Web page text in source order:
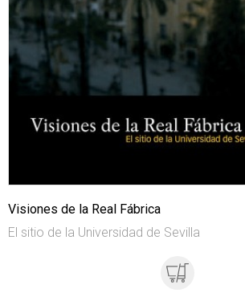
Visiones de la Real Fábrica
El sitio de la Universidad de Sevilla